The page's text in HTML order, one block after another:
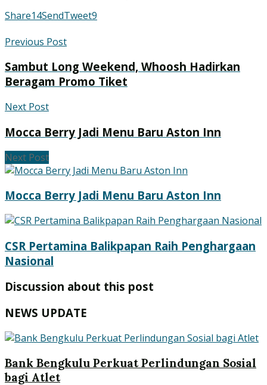
Share14SendTweet9
Previous Post
Sambut Long Weekend, Whoosh Hadirkan
Beragam Promo Tiket
Next Post
Mocca Berry Jadi Menu Baru Aston Inn
Next Post
Mocca Berry Jadi Menu Baru Aston Inn
CSR Pertamina Balikpapan Raih Penghargaan
Nasional
Discussion about this post
NEWS UPDATE
Bank Bengkulu Perkuat Perlindungan Sosial
bagi Atlet